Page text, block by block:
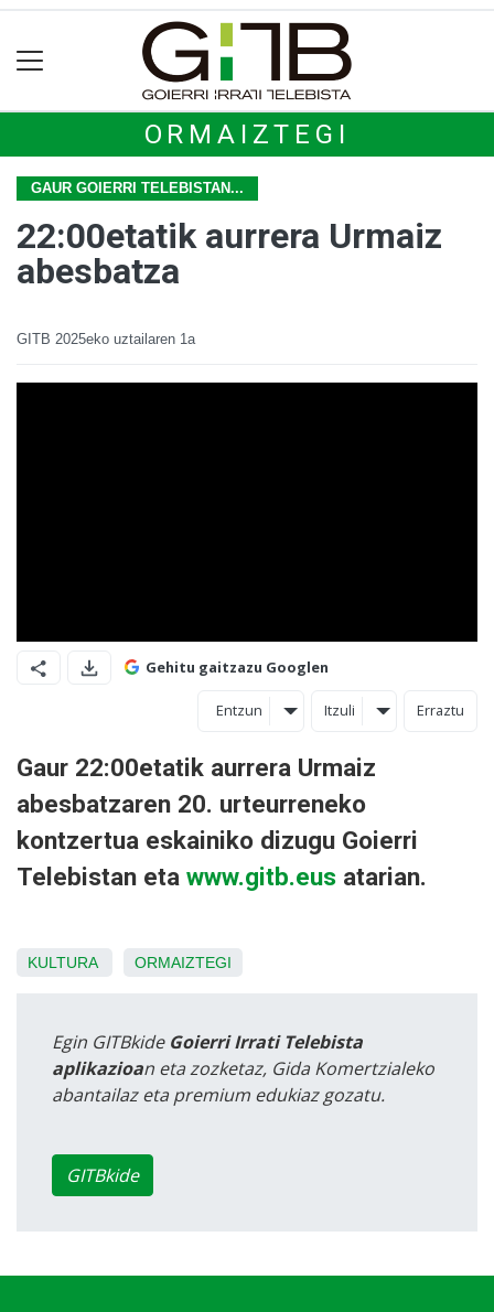
ORMAIZTEGI
GAUR GOIERRI TELEBISTAN...
22:00etatik aurrera Urmaiz
abesbatza
GITB 2025eko uztailaren 1a
Gehitu gaitzazu Googlen
Entzun Itzuli Erraztu
Gaur 22:00etatik aurrera Urmaiz
abesbatzaren 20. urteurreneko
kontzertua eskainiko dizugu Goierri
Telebistan eta www.gitb.eus atarian.
KULTURA ORMAIZTEGI
Egin GITBkide Goierri Irrati Telebista
aplikazioan eta zozketaz, Gida Komertzialeko
abantailaz eta premium edukiaz gozatu.
GITBkide